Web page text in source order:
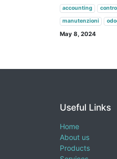
accounting
manutenzioni
May 8, 2024
Useful Links
Home
About us
Products